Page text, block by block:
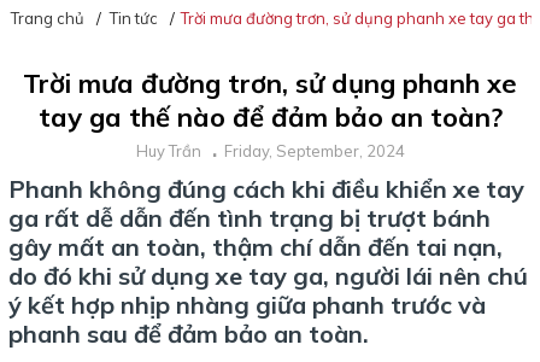
Trang chủ Tin tức Trời mưa đường trơn, sử dụng phanh xe tay ga
Trời mưa đường trơn, sử dụng phanh xe
tay ga thế nào để đảm bảo an toàn?
Huy Trần Friday, September, 2024
Phanh không đúng cách khi điều khiển xe tay
ga rất dễ dẫn đến tình trạng bị trượt bánh
gây mất an toàn, thậm chí dẫn đến tai nạn,
do đó khi sử dụng xe tay ga, người lái nên chú
ý kết hợp nhịp nhàng giữa phanh trước và
phanh sau để đảm bảo an toàn.